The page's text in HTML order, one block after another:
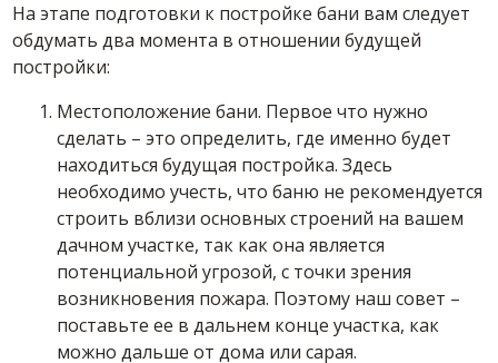
На этапе подготовки к постройке бани вам следует
обдумать два момента в отношении будущей
постройки:
Местоположение бани. Первое что нужно
сделать – это определить, где именно будет
находиться будущая постройка. Здесь
необходимо учесть, что баню не рекомендуется
строить вблизи основных строений на вашем
дачном участке, так как она является
потенциальной угрозой, с точки зрения
возникновения пожара. Поэтому наш совет –
поставьте ее в дальнем конце участка, как
можно дальше от дома или сарая.